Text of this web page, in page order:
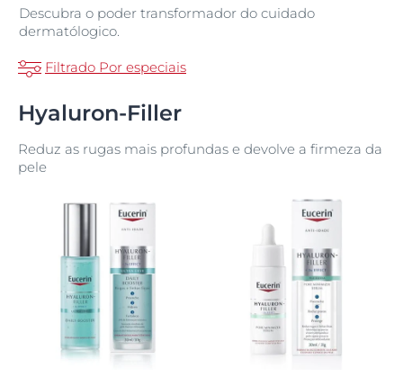
Descubra o poder transformador do cuidado
dermatólogico.
Filtrado Por especiais
Hyaluron-Filler
Reduz as rugas mais profundas e devolve a firmeza da
pele